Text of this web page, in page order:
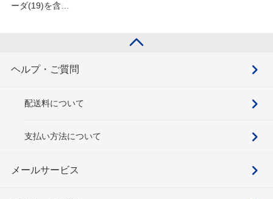
ーダ(19)を含む
ヘルプ・ご質問
配送料について
支払い方法について
メールサービス